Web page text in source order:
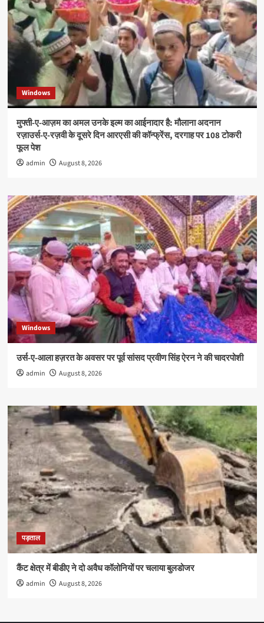
Windows
मुफ्ती-ए-आज़म का अमल उनके इल्म का आईनादार है: मौलाना अदनान
रज़ाउर्स-ए-रज़वी के दूसरे दिन आरएसी की कॉन्फ्रेंस, दरगाह पर 108 टोकरी
फूल पेश
admin August 8, 2026
Windows
उर्स-ए-आला हज़रत के अवसर पर पूर्व सांसद प्रवीण सिंह ऐरन ने की चादरपोशी
admin August 8, 2026
पड़ताल
कैंट क्षेत्र में बीडीए ने दो अवैध कॉलोनियों पर चलाया बुलडोजर
admin August 8, 2026